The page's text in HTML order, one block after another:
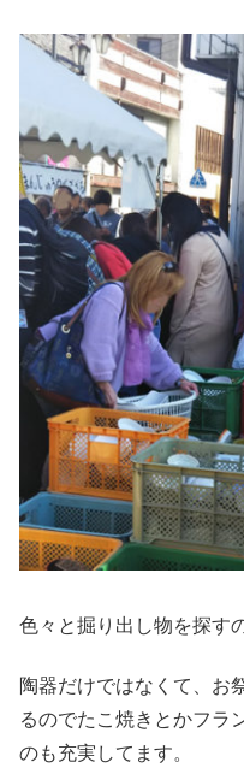
色々と掘り出し物を探す
陶器だけではなくて、お
るのでたこ焼きとかフラ
のも充実してます。